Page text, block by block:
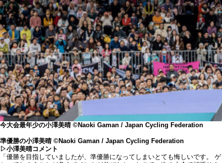
今大会最年少の小澤美晴 ©️Naoki Gaman / Japan Cycling Federation
準優勝の小澤美晴 ©️Naoki Gaman / Japan Cycling Federation
▷小澤美晴コメント
「優勝を目指していましたが、準優勝になってしまいとても悔しいです。 ゲ